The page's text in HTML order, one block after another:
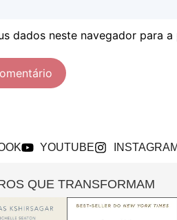
dados neste navegador para
YOUTUBE INSTAGRAM
QUE TRANSFORMAM